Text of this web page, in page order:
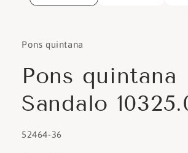
Pons quintana
Pons quintana
Sandalo
SKU:
52464-36